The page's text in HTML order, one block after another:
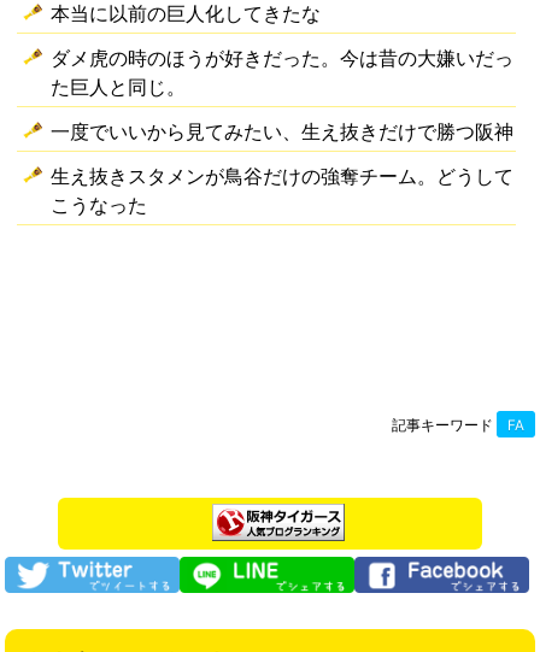
本当に以前の巨人化してきたな
ダメ虎の時のほうが好きだった。今は昔の大嫌いだっ
た巨人と同じ。
一度でいいから見てみたい、生え抜きだけで勝つ阪神
生え抜きスタメンが鳥谷だけの強奪チーム。どうして
こうなった
記事キーワード FA